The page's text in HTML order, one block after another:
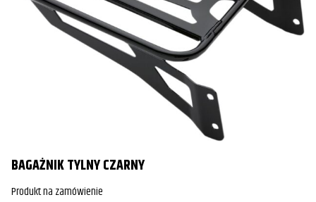
BAGAŻNIK TYLNY CZARNY
Produkt na zamówienie